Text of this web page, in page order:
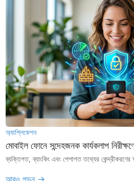
অ্যাপ্লিকেশন
মোবাইল ফোনে সন্দেহজনক কার্যকলাপ
ব্যক্তিগত, ব্যাংকিং এবং পেশাগত তথ্যের
আরও পড়ুন →